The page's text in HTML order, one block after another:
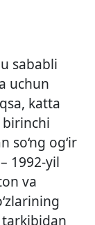
sababli
uchun
katta
birinchi
so‘ng og‘ir
1992-yil
va
tarkibidan